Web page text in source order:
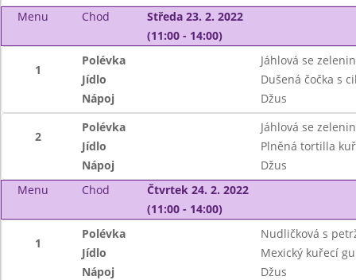
Menu
Chod
Středa 23. 2. 2022
(11:00 - 14:00)
1
Polévka
Jáhlová se
Jídlo
Dušená čočka s
Nápoj
Džus
2
Polévka
Jáhlová se
Jídlo
Plněná tortilla
Nápoj
Džus
Menu
Chod
Čtvrtek 24. 2. 2022
(11:00 - 14:00)
1
Polévka
Nudličková s
Jídlo
Mexický kuřecí
Nápoj
Džus